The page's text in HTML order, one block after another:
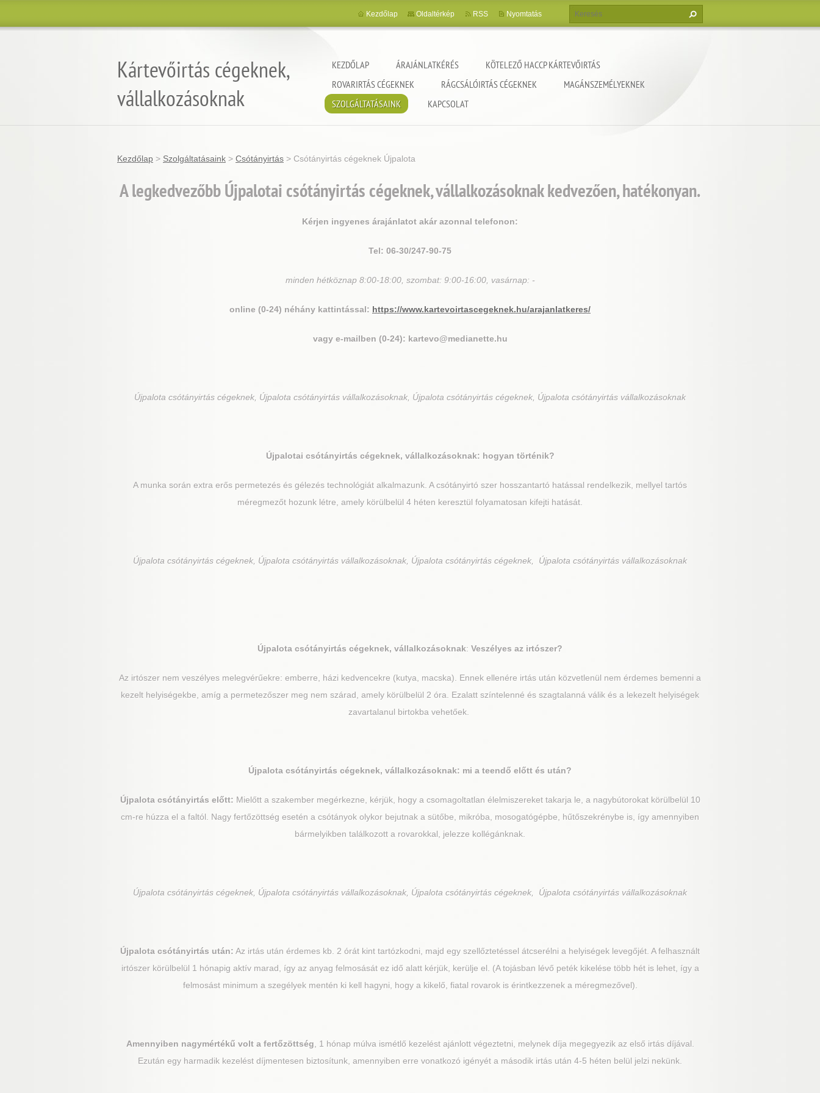
Kártevőirtás cégeknek,
vállalkozásoknak
KEZDŐLAP ÁRAJÁNLATKÉRÉS
KÖTELEZŐ HACCP KÁRTEVŐIRTÁS
ROVARIRTÁS CÉGEKNEK
RÁGCSÁLÓIRTÁS CÉGEKNEK
MAGÁNSZEMÉLYEKNEK
SZOLGÁLTATÁSAINK
KAPCSOLAT
Kezdőlap Oldaltérkép RSS Nyomtatás
Kezdőlap > Szolgáltatásaink > Csótányirtás > Csótányirtás cégeknek Újpalota
A legkedvezőbb Újpalotai csótányirtás cégeknek, vállalkozásoknak kedvezően, hatékonyan.
Kérjen ingyenes árajánlatot akár azonnal telefonon:
Tel: 06-30/247-90-75
minden hétköznap 8:00-18:00, szombat: 9:00-16:00, vasárnap: -
online (0-24) néhány kattintással: https://www.kartevoirtascegeknek.hu/arajanlatkeres/
vagy e-mailben (0-24): kartevo@medianette.hu
Újpalota csótányirtás cégeknek, Újpalota csótányirtás vállalkozásoknak, Újpalota csótányirtás cégeknek, Újpalota csótányirtás vállalkozásoknak
Újpalotai csótányirtás cégeknek, vállalkozásoknak: hogyan történik?
A munka során extra erős permetezés és gélezés technológiát alkalmazunk. A csótányirtó szer hosszantartó hatással rendelkezik, mellyel tartós
méregmezőt hozunk létre, amely körülbelül 4 héten keresztül folyamatosan kifejti hatását.
Újpalota csótányirtás cégeknek, Újpalota csótányirtás vállalkozásoknak, Újpalota csótányirtás cégeknek, Újpalota csótányirtás vállalkozásoknak
Újpalota csótányirtás cégeknek, vállalkozásoknak: Veszélyes az irtószer?
Az irtószer nem veszélyes melegvérűekre: emberre, házi kedvencekre (kutya, macska). Ennek ellenére irtás után közvetlenül nem érdemes bemenni a
kezelt helyiségekbe, amíg a permetezőszer meg nem szárad, amely körülbelül 2 óra. Ezalatt színtelenné és szagtalanná válik és a lekezelt helyiségek
zavartalanul birtokba vehetőek.
Újpalota csótányirtás cégeknek, vállalkozásoknak: mi a teendő előtt és után?
Újpalotacsótányirtás előtt: Mielőtt a szakember megérkezne, kérjük, hogy a csomagoltatlan élelmiszereket takarja le, a nagybútorokat körülbelül 10
cm-re húzza el a faltól. Nagy fertőzöttség esetén a csótányok olykor bejutnak a sütőbe, mikróba, mosogatógépbe, hűtőszekrénybe is, így amennyiben
bármelyikben találkozott a rovarokkal, jelezze kollégánknak.
Újpalota csótányirtás cégeknek, Újpalota csótányirtás vállalkozásoknak, Újpalota csótányirtás cégeknek, Újpalota csótányirtás vállalkozásoknak
Újpalota csótányirtás után: Az irtás után érdemes kb. 2 órát kint tartózkodni, majd egy szellőztetéssel átcserélni a helyiségek levegőjét. A felhasznált
irtószer körülbelül 1 hónapig aktív marad, így az anyag felmosását ez idő alatt kérjük, kerülje el. (A tojásban lévő peték kikelése több hét is lehet, így a
felmosást minimum a szegélyek mentén ki kell hagyni, hogy a kikelő, fiatal rovarok is érintkezzenek a méregmezővel).
Amennyiben nagymértékű volt a fertőzöttség , 1 hónap múlva ismétlő kezelést ajánlott végeztetni, melynek díja megegyezik az első irtás díjával.
Ezután egy harmadik kezelést díjmentesen biztosítunk, amennyiben erre vonatkozó igényét a második irtás után 4-5 héten belül jelzi nekünk.